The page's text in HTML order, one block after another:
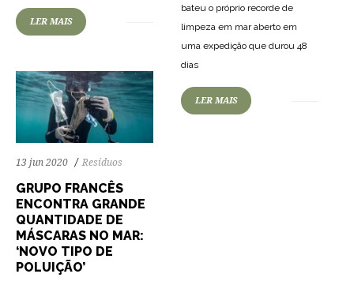
LER MAIS
bateu o próprio recorde de
limpeza em mar aberto em
uma expedição que durou 48
dias
LER MAIS
13 jun 2020 Resíduos
GRUPO FRANCÊS
ENCONTRA GRANDE
QUANTIDADE DE
MÁSCARAS NO MAR:
‘NOVO TIPO DE
POLUIÇÃO’